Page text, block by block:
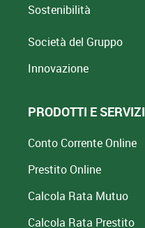
Sostenibilità
Società del Gruppo
Innovazione
PRODOTTI E SERVIZI
Conto Corrente Online
Prestito Online
Calcola Rata Mutuo
Calcola Rata Prestito